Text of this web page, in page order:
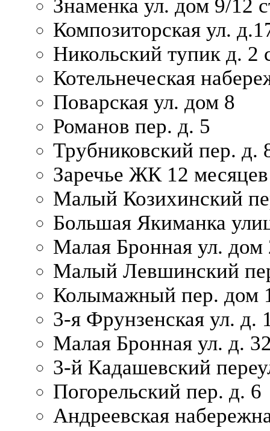
Знаменка ул. дом 9/12
Композиторская ул.
Никольский тупик д. 2
Котельнеческая
Поварская ул. дом 8
Романов пер. д. 5
Трубниковский пер. д.
Заречье ЖК 12 месяцев
Малый Козихинский
Большая Якиманка
Малая Бронная ул. дом
Малый Левшинский
Колымажный пер. дом
3-я Фрунзенская ул. д.
Малая Бронная ул. д.
3-й Кадашевский
Погорельский пер. д. 6
Андреевская